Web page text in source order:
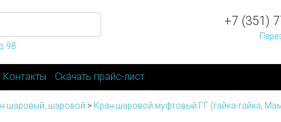
98
+7 (351)
Контакты Скачать прайс-лист
шаровый, шаровой > Кран шаровой муфтовый ГГ (гайка-гайка,